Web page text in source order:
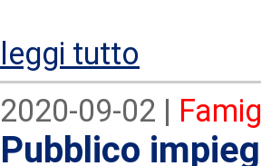
leggi tutto
2020-09-02 |
Pubblico